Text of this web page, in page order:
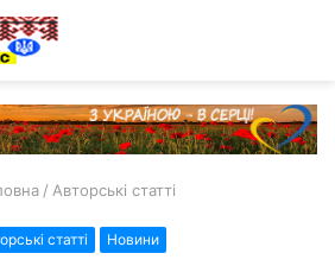
/ Авторські статті
статті Новини